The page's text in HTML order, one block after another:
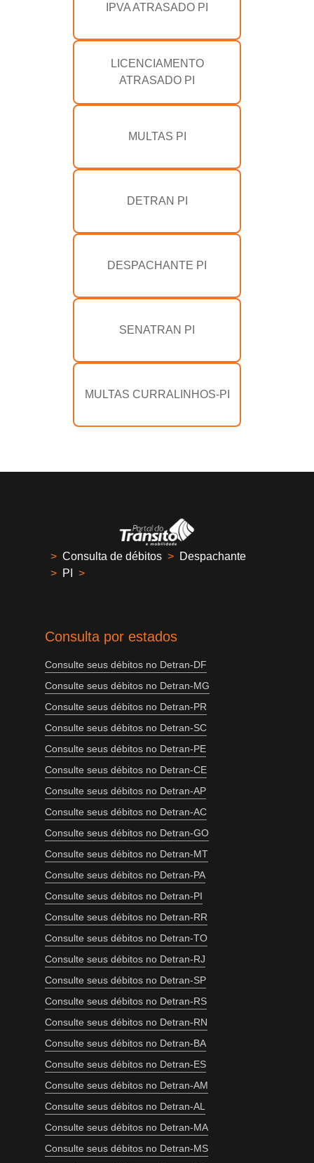
IPVA ATRASADO PI
LICENCIAMENTO
ATRASADO PI
MULTAS PI
DETRAN PI
DESPACHANTE PI
SENATRAN PI
MULTAS CURRALINHOS-PI
> Consulta de débitos > Despachante
> PI >
Consulta por estados
Consulte seus débitos no Detran-DF
Consulte seus débitos no Detran-MG
Consulte seus débitos no Detran-PR
Consulte seus débitos no Detran-SC
Consulte seus débitos no Detran-PE
Consulte seus débitos no Detran-CE
Consulte seus débitos no Detran-AP
Consulte seus débitos no Detran-AC
Consulte seus débitos no Detran-GO
Consulte seus débitos no Detran-MT
Consulte seus débitos no Detran-PA
Consulte seus débitos no Detran-PI
Consulte seus débitos no Detran-RR
Consulte seus débitos no Detran-TO
Consulte seus débitos no Detran-RJ
Consulte seus débitos no Detran-SP
Consulte seus débitos no Detran-RS
Consulte seus débitos no Detran-RN
Consulte seus débitos no Detran-BA
Consulte seus débitos no Detran-ES
Consulte seus débitos no Detran-AM
Consulte seus débitos no Detran-AL
Consulte seus débitos no Detran-MA
Consulte seus débitos no Detran-MS